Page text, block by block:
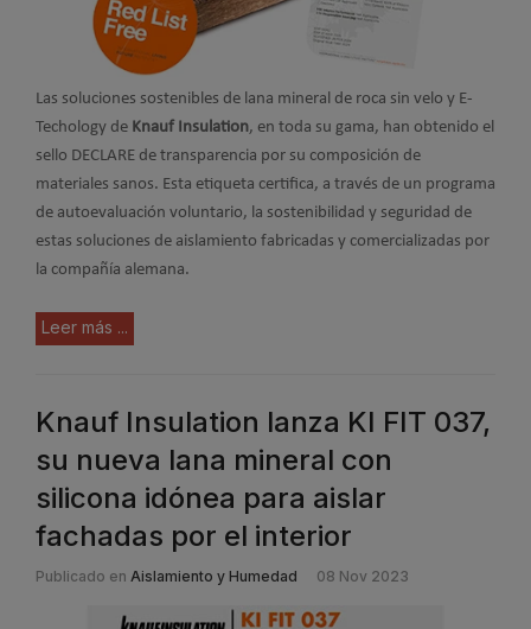
Las soluciones sostenibles de lana mineral de roca sin velo y E-
Techology de Knauf Insulation, en toda su gama, han obtenido el
sello DECLARE de transparencia por su composición de
materiales sanos. Esta etiqueta certifica, a través de un programa
de autoevaluación voluntario, la sostenibilidad y seguridad de
estas soluciones de aislamiento fabricadas y comercializadas por
la compañía alemana.
Leer más ...
Knauf Insulation lanza KI FIT 037,
su nueva lana mineral con
silicona idónea para aislar
fachadas por el interior
Publicado en Aislamiento y Humedad 08 Nov 2023